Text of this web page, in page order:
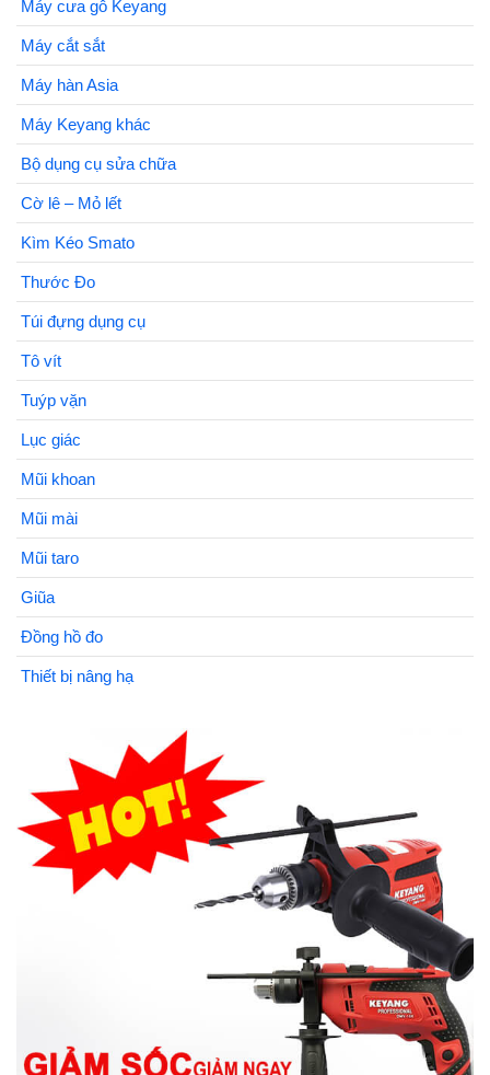
Máy cưa gỗ Keyang
Máy cắt sắt
Máy hàn Asia
Máy Keyang khác
Bộ dụng cụ sửa chữa
Cờ lê – Mỏ lết
Kìm Kéo Smato
Thước Đo
Túi đựng dụng cụ
Tô vít
Tuýp vặn
Lục giác
Mũi khoan
Mũi mài
Mũi taro
Giũa
Đồng hồ đo
Thiết bị nâng hạ